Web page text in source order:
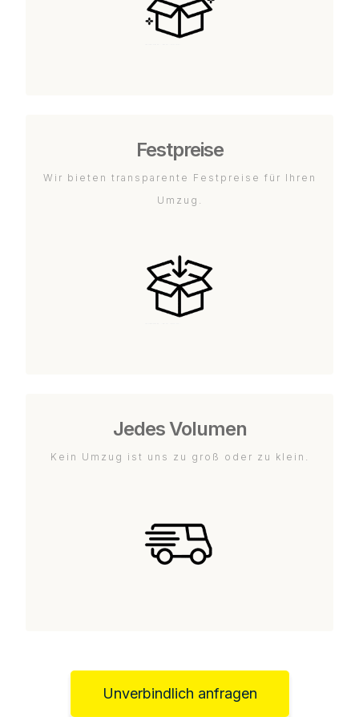
Festpreise
Wir bieten transparente Festpreise für Ihren
Umzug.
Jedes Volumen
Kein Umzug ist uns zu groß oder zu klein.
Unverbindlich anfragen